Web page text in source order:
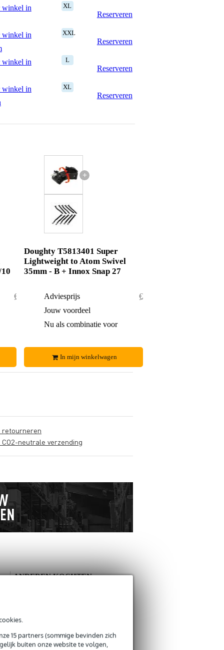
15 partners (sommige bevinden zich
buiten onze website te volgen,
winkel in
XL
Reserveren
winkel in
XXL
Reserveren
winkel in
L
Reserveren
winkel in
XL
Reserveren
€ 102,-
+
Doughty T5813401 Super
Lightweight to Atom Swivel
35mm - B + Innox Snap 27
Adviesprijs
€ 78,50
Jouw voordeel
Nu als combinatie voor
In mijn winkelwagen
retourneren
CO2-neutrale verzending
Je naam
ANDEREN KOCHTEN